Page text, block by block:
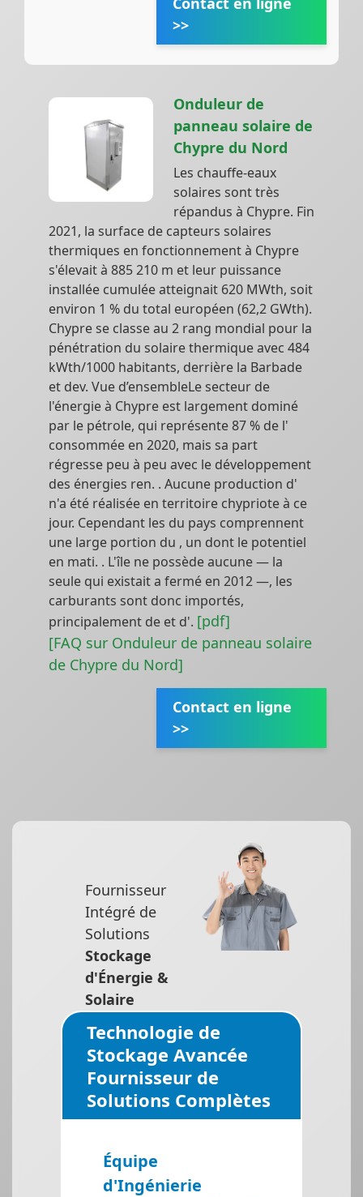
>>
Onduleur de
panneau solaire de
Chypre du Nord
Les chauffe-eaux
solaires sont très
répandus à Chypre. Fin
2021, la surface de capteurs solaires
thermiques en fonctionnement à Chypre
s'élevait à 885 210 m et leur puissance
installée cumulée atteignait 620 MWth, soit
environ 1 % du total européen (62,2 GWth).
Chypre se classe au 2 rang mondial pour la
pénétration du solaire thermique avec 484
kWth/1000 habitants, derrière la Barbade
et dev. Vue d’ensembleLe secteur de
l'énergie à Chypre est largement dominé
par le pétrole, qui représente 87 % de l'
consommée en 2020, mais sa part
régresse peu à peu avec le développement
des énergies ren. . Aucune production d'
n'a été réalisée en territoire chypriote à ce
jour. Cependant les du pays comprennent
une large portion du , un dont le potentiel
en mati. . L'île ne possède aucune — la
seule qui existait a fermé en 2012 —, les
carburants sont donc importés,
principalement de et d'. [pdf]
[FAQ sur Onduleur de panneau solaire
de Chypre du Nord]
Contact en ligne
>>
Fournisseur
Intégré de
Solutions
Stockage
d'Énergie &
Solaire
Technologie de
Stockage Avancée
Fournisseur de
Solutions Complètes
Équipe
d'Ingénierie